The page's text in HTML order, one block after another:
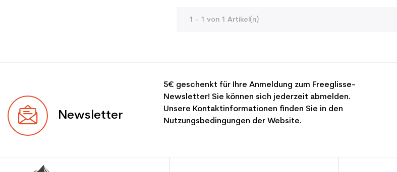
1 - 1 von 1 Artikel(n)
Newsletter
5€ geschenkt für Ihre Anmeldung zum Freeglisse-
Newsletter! Sie können sich jederzeit abmelden.
Unsere Kontaktinformationen finden Sie in den
Nutzungsbedingungen der Website.